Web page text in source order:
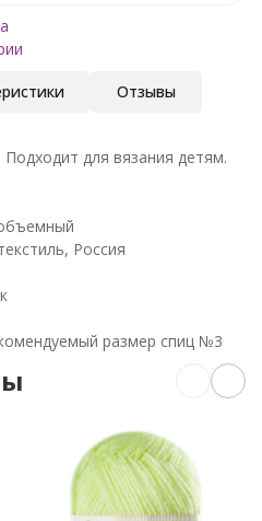
Отзывы
для вязания детям.
Россия
размер спиц №3